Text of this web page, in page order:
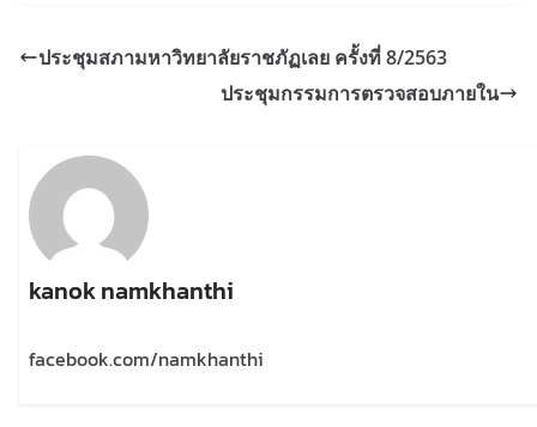
ประชุมสภามหาวิทยาลัยราชภัฏเลย ครั้งที่ 8/2563
ประชุมกรรมการตรวจสอบภายใน
kanok namkhanthi
facebook.com/namkhanthi